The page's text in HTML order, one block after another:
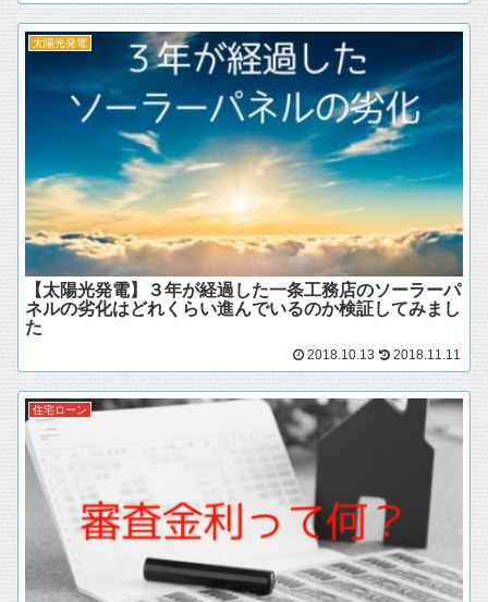
太陽光発電
【太陽光発電】３年が経過した一条工務店のソーラーパ
ネルの劣化はどれくらい進んでいるのか検証してみまし
た
2018.10.13 2018.11.11
住宅ローン